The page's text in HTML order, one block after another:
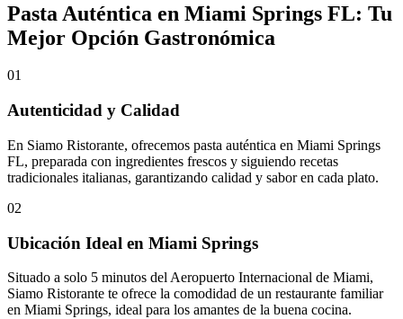
Pasta Auténtica en Miami Springs FL: Tu
Mejor Opción Gastronómica
01
Autenticidad y Calidad
En Siamo Ristorante, ofrecemos pasta auténtica en Miami Springs
FL, preparada con ingredientes frescos y siguiendo recetas
tradicionales italianas, garantizando calidad y sabor en cada plato.
02
Ubicación Ideal en Miami Springs
Situado a solo 5 minutos del Aeropuerto Internacional de Miami,
Siamo Ristorante te ofrece la comodidad de un restaurante familiar
en Miami Springs, ideal para los amantes de la buena cocina.